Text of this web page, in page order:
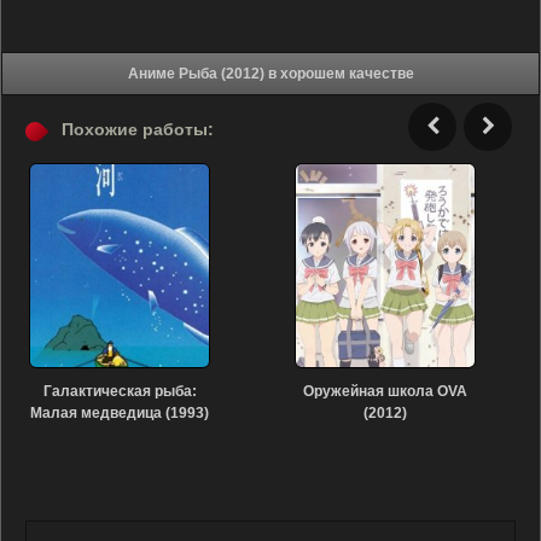
Аниме Рыба (2012) в хорошем качестве
Похожие работы:
Галактическая рыба:
Малая медведица (1993)
Оружейная школа OVA
(2012)